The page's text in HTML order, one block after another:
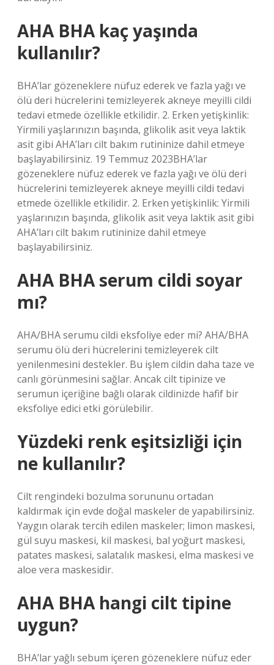
AHA BHA kaç yaşında
kullanılır?
BHA’lar gözeneklere nüfuz ederek ve fazla yağı ve
ölü deri hücrelerini temizleyerek akneye meyilli cildi
tedavi etmede özellikle etkilidir. 2. Erken yetişkinlik:
Yirmili yaşlarınızın başında, glikolik asit veya laktik
asit gibi AHA’ları cilt bakım rutininize dahil etmeye
başlayabilirsiniz. 19 Temmuz 2023BHA’lar
gözeneklere nüfuz ederek ve fazla yağı ve ölü deri
hücrelerini temizleyerek akneye meyilli cildi tedavi
etmede özellikle etkilidir. 2. Erken yetişkinlik: Yirmili
yaşlarınızın başında, glikolik asit veya laktik asit gibi
AHA’ları cilt bakım rutininize dahil etmeye
başlayabilirsiniz.
AHA BHA serum cildi soyar
mı?
AHA/BHA serumu cildi eksfoliye eder mi? AHA/BHA
serumu ölü deri hücrelerini temizleyerek cilt
yenilenmesini destekler. Bu işlem cildin daha taze ve
canlı görünmesini sağlar. Ancak cilt tipinize ve
serumun içeriğine bağlı olarak cildinizde hafif bir
eksfoliye edici etki görülebilir.
Yüzdeki renk eşitsizliği için
ne kullanılır?
Cilt rengindeki bozulma sorununu ortadan
kaldırmak için evde doğal maskeler de yapabilirsiniz.
Yaygın olarak tercih edilen maskeler; limon maskesi,
gül suyu maskesi, kil maskesi, bal yoğurt maskesi,
patates maskesi, salatalık maskesi, elma maskesi ve
aloe vera maskesidir.
AHA BHA hangi cilt tipine
uygun?
BHA’lar yağlı sebum içeren gözeneklere nüfuz eder